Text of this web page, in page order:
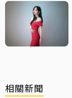
相關新聞